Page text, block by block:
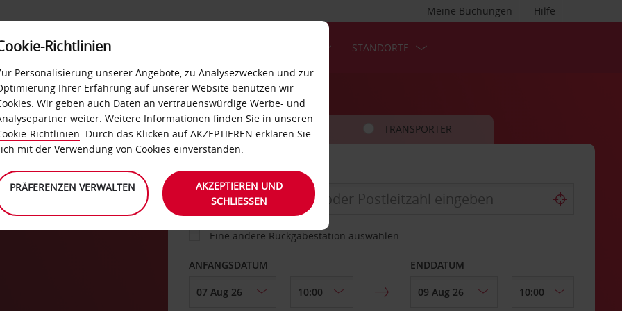
Hilfe
Meine Buchungen
SELF-SERVICES STANDORTE
FAHRZEUG TRANSPORTER
ABHOLEN VON
Eine andere Rückgabestation auswählen
ANFANGSDATUM ENDDATUM
Richtlinien
Personalisierung unserer Angebote, zu Analysezwecken und zur
Ihrer Erfahrung auf unserer Website benutzen wir
Wir geben auch Daten an vertrauenswürdige Werbe- und
weiter. Weitere Informationen finden Sie in unseren
Richtlinien. Durch das Klicken auf AKZEPTIEREN erklären Sie
mit der Verwendung von Cookies einverstanden.
PRÄFERENZEN VERWALTEN
AKZEPTIEREN UND
SCHLIESSEN